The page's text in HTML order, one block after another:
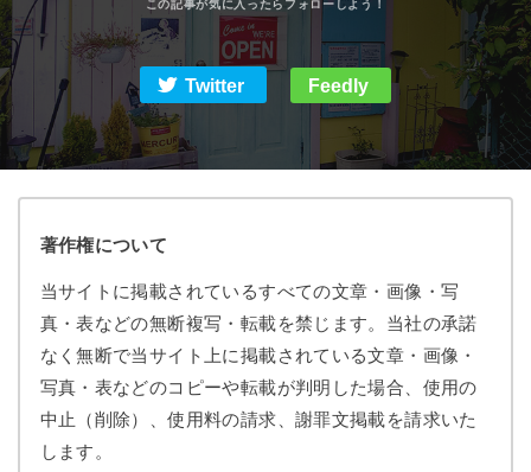
Twitter Feedly
著作権について
当サイトに掲載されているすべての文章・画像・写
真・表などの無断複写・転載を禁じます。当社の承諾
なく無断で当サイト上に掲載されている文章・画像・
写真・表などのコピーや転載が判明した場合、使用の
中止（削除）、使用料の請求、謝罪文掲載を請求いた
します。